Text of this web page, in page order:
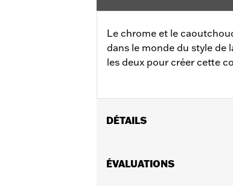
Le chrome et le
dans le monde du style de
les deux pour créer cette
DÉTAILS
modèles Softail 2018 et
ÉVALUATIONS